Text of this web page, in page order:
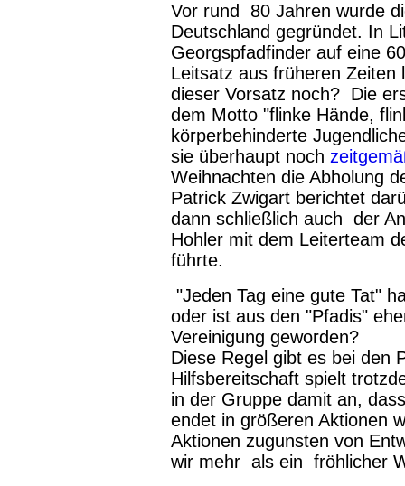
Vor rund 80 Jahren wurde
Deutschland gegründet. In
Georgspfadfinder auf eine
Leitsatz aus früheren Zeiten
dieser Vorsatz noch? Die
dem Motto "flinke Hände,
körperbehinderte
sie überhaupt noch
Weihnachten die Abholung
Patrick Zwigart berichtet
dann schließlich auch der
Hohler mit dem Leiterteam
führte.
"Jeden Tag eine gute Tat"
oder ist aus den "Pfadis"
Vereinigung geworden?
Diese Regel gibt es bei den
Hilfsbereitschaft spielt
in der Gruppe damit an,
endet in größeren Aktionen
Aktionen zugunsten von
wir mehr als ein fröhlicher